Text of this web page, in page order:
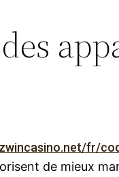
fr/
de mieux